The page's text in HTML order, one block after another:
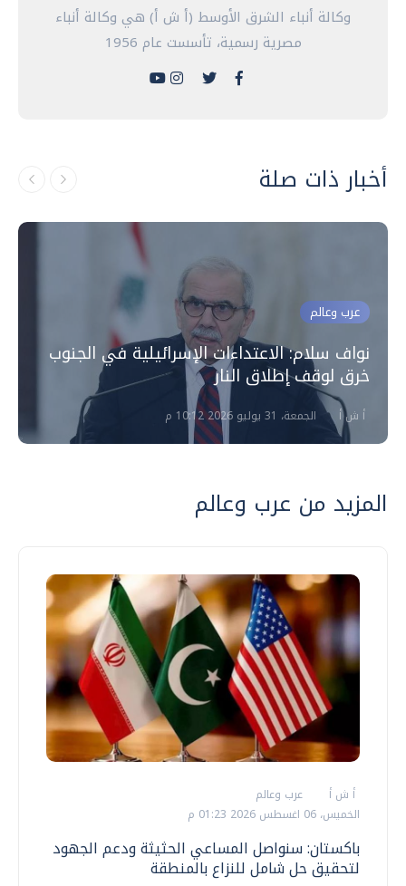
وكالة أنباء الشرق الأوسط (أ ش أ) هي وكالة أنباء
مصرية رسمية، تأسست عام 1956
أخبار ذات صلة
عرب وعالم
نواف سلام: الاعتداءات الإسرائيلية في الجنوب
خرق لوقف إطلاق النار
أ ش أ الجمعة، 31 يوليو 2026 10:12 م
المزيد من عرب وعالم
أ ش أ
عرب وعالم
الخميس، 06 اغسطس 2026 01:23 م
باكستان: سنواصل المساعي الحثيثة ودعم الجهود
لتحقيق حل شامل للنزاع بالمنطقة